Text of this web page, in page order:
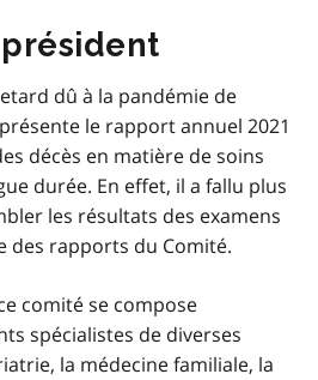
président
dû à la pandémie de
le rapport annuel 2021
décès en matière de soins
durée. En effet, il a fallu plus
les résultats des examens
des rapports du Comité.
comité se compose
spécialistes de diverses
la médecine familiale, la